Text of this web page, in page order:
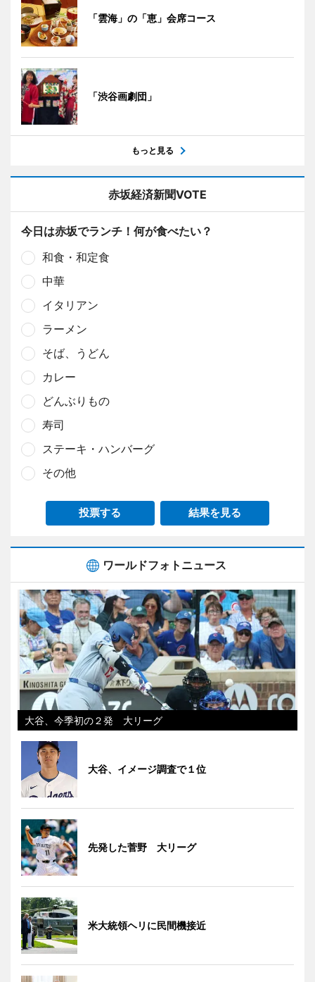
「雲海」の「恵」会席コース
「渋谷画劇団」
もっと見る
赤坂経済新聞VOTE
今日は赤坂でランチ！何が食べたい？
和食・和定食
中華
イタリアン
ラーメン
そば、うどん
カレー
どんぶりもの
寿司
ステーキ・ハンバーグ
その他
投票する 結果を見る
ワールドフォトニュース
大谷、今季初の２発 大リーグ
大谷、イメージ調査で１位
先発した菅野 大リーグ
米大統領ヘリに民間機接近